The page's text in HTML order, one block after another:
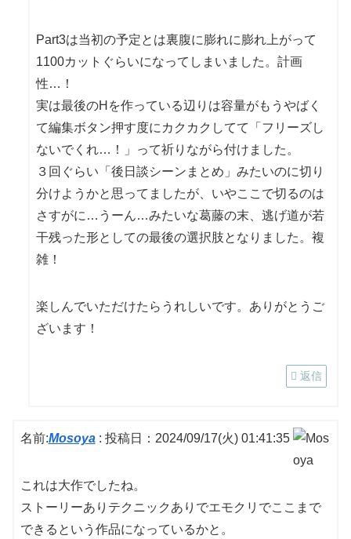
Part3は当初の予定とは裏腹に膨れに膨れ上がって
1100カットぐらいになってしまいました。計画
性…！
実は最後のHを作っている辺りは容量がもうやばく
て編集ボタン押す度にカクカクしてて「フリーズし
ないでくれ…！」って祈りながら付けました。
３回ぐらい「後日談シーンまとめ」みたいのに切り
分けようかと思ってましたが、いやここで切るのは
さすがに…うーん…みたいな葛藤の末、逃げ道が若
干残った形としての最後の選択肢となりました。複
雑！
楽しんでいただけたらうれしいです。ありがとうご
ざいます！
返信
名前:Mosoya: 投稿日：2024/09/17(火) 01:41:35
これは大作でしたね。
ストーリーありテクニックありでエモクリでここまで
できるという作品になっているかと。